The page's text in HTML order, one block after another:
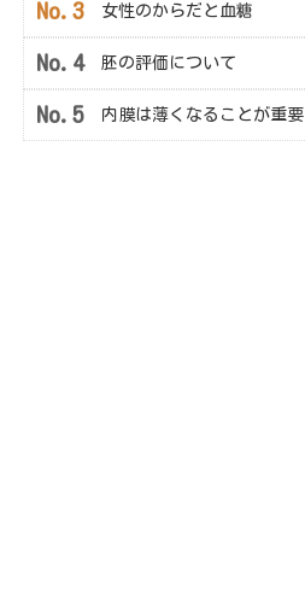
女性のからだと血糖
胚の評価について
内膜は薄くなることが重要